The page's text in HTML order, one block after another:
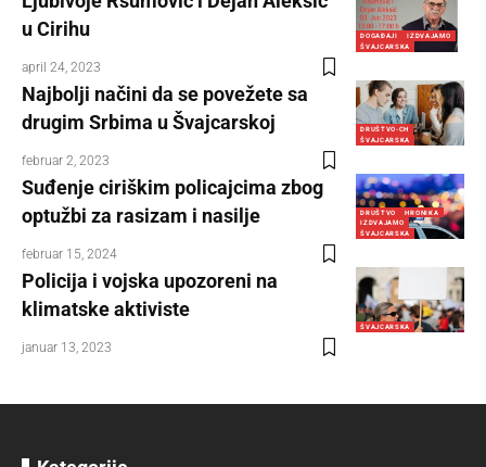
DOGAĐAJI
IZDVAJAMO
ŠVAJCARSKA
u Cirihu
april 24, 2023
DRUŠTVO-CH
ŠVAJCARSKA
Najbolji načini da se povežete sa
drugim Srbima u Švajcarskoj
februar 2, 2023
DRUŠTVO
HRONIKA
IZDVAJAMO
ŠVAJCARSKA
Suđenje ciriškim policajcima zbog
optužbi za rasizam i nasilje
februar 15, 2024
ŠVAJCARSKA
Policija i vojska upozoreni na
klimatske aktiviste
januar 13, 2023